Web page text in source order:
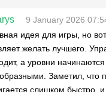
9 January 2026
идея для игры, но
желать лучшего.
а уровни начинаются
Заметил, что
слишком быстро,